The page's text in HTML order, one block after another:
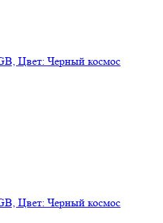
Цвет: Черный космос
Цвет: Черный космос